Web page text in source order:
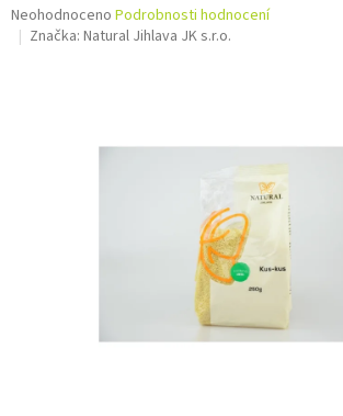
Průměrné
hodnocení
Neohodnoceno Podrobnosti hodnocení
Značka: Natural Jihlava JK s.r.o.